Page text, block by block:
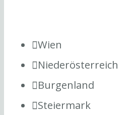
Wien
Niederösterreich
Burgenland
Steiermark